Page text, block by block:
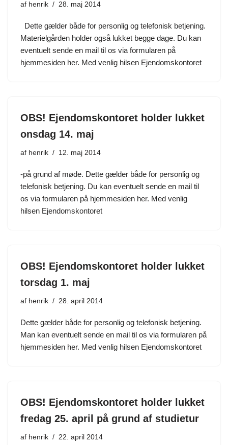
af henrik 28. maj 2014
Dette gælder både for personlig og telefonisk betjening.
Materielgården holder også lukket begge dage. Du kan
eventuelt sende en mail til os via formularen på
hjemmesiden her. Med venlig hilsen Ejendomskontoret
OBS! Ejendomskontoret holder lukket
onsdag 14. maj
af henrik 12. maj 2014
-på grund af møde. Dette gælder både for personlig og
telefonisk betjening. Du kan eventuelt sende en mail til
os via formularen på hjemmesiden her. Med venlig
hilsen Ejendomskontoret
OBS! Ejendomskontoret holder lukket
torsdag 1. maj
af henrik 28. april 2014
Dette gælder både for personlig og telefonisk betjening.
Man kan eventuelt sende en mail til os via formularen på
hjemmesiden her. Med venlig hilsen Ejendomskontoret
OBS! Ejendomskontoret holder lukket
fredag 25. april på grund af studietur
af henrik 22. april 2014